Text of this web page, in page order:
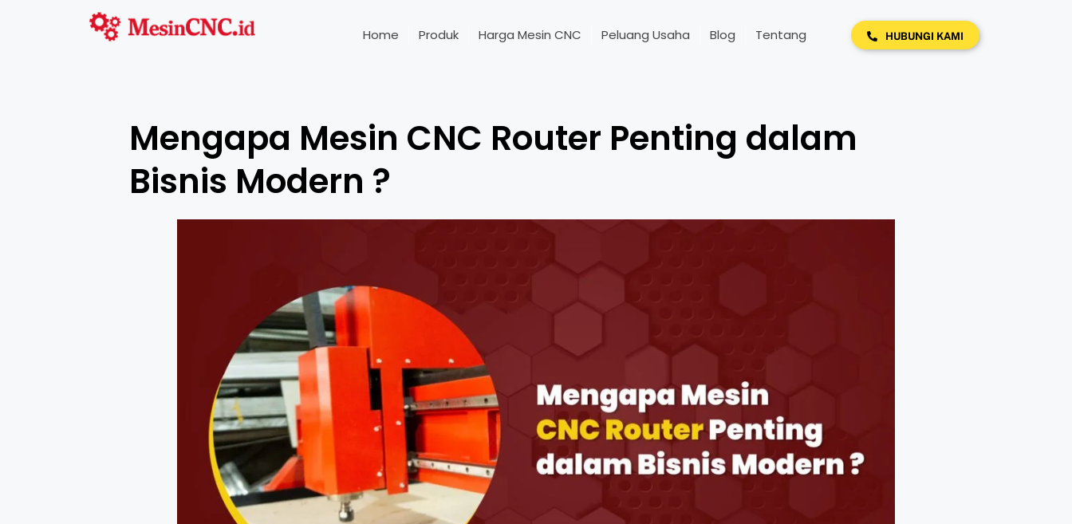
Home Produk Harga Mesin CNC Peluang Usaha Blog Tentang HUBUNGI KAMI
Mengapa Mesin CNC Router Penting dalam
Bisnis Modern ?